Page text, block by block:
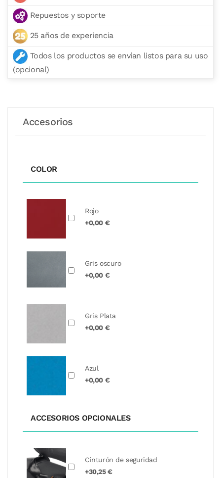
Repuestos y soporte
25 años de experiencia
Todos los productos se envían listos para su uso
(opcional)
Accesorios
COLOR
Rojo
+0,00 €
Gris oscuro
+0,00 €
Gris Plata
+0,00 €
Azul
+0,00 €
ACCESORIOS OPCIONALES
Cinturón de seguridad
+30,25 €